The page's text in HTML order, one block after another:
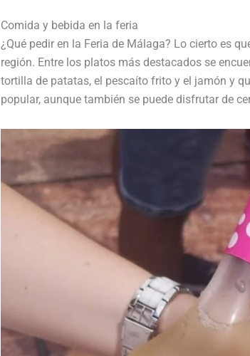
Comida y bebida en la feria
¿Qué pedir en la Feria de Málaga? Lo cierto es
región. Entre los platos más destacados se
tortilla de patatas, el pescaíto frito y el jamón y
popular, aunque también se puede disfrutar de